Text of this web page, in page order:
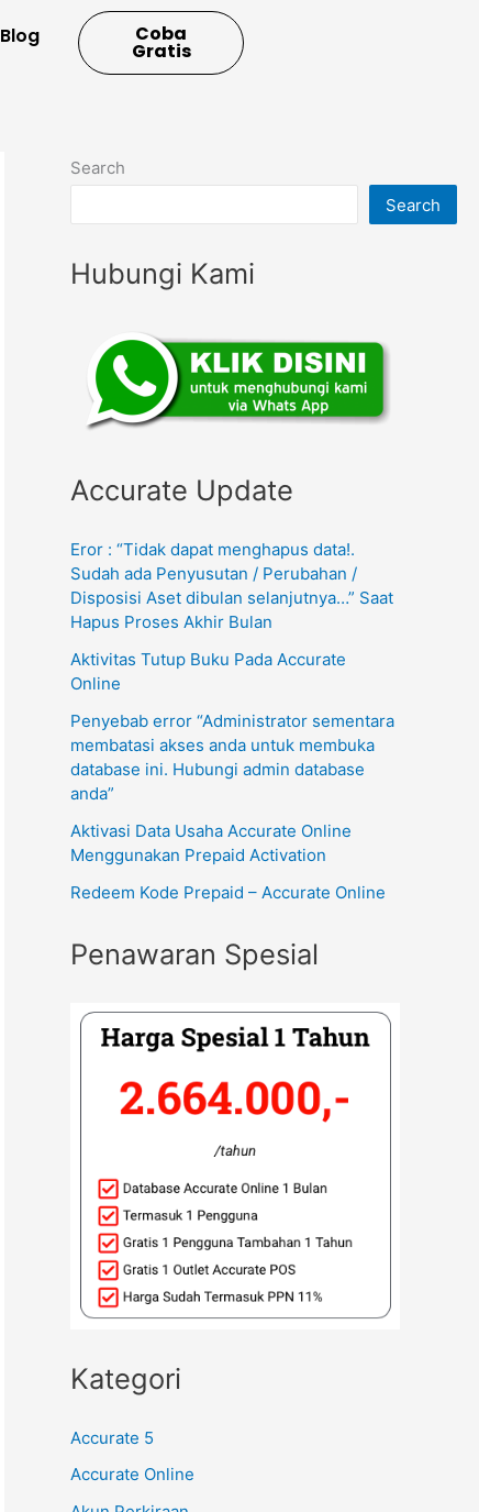
Blog Coba
Gratis
Search
Search
Hubungi Kami
Accurate Update
Eror : “Tidak dapat menghapus data!.
Sudah ada Penyusutan / Perubahan /
Disposisi Aset dibulan selanjutnya…” Saat
Hapus Proses Akhir Bulan
Aktivitas Tutup Buku Pada Accurate
Online
Penyebab error “Administrator sementara
membatasi akses anda untuk membuka
database ini. Hubungi admin database
anda”
Aktivasi Data Usaha Accurate Online
Menggunakan Prepaid Activation
Redeem Kode Prepaid – Accurate Online
Penawaran Spesial
Kategori
Accurate 5
Accurate Online